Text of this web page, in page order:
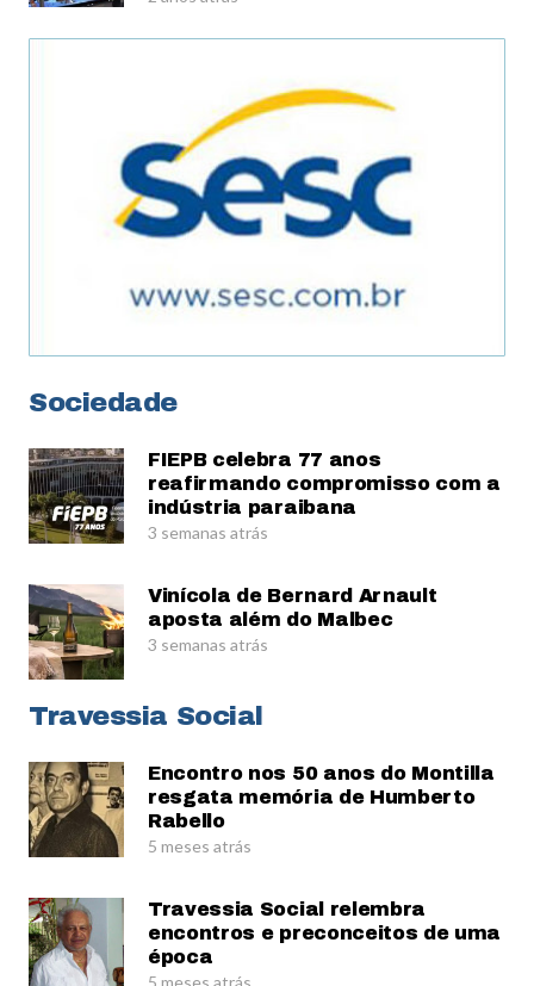
Sociedade
FIEPB celebra 77 anos
reafirmando compromisso com a
indústria paraibana
3 semanas atrás
Vinícola de Bernard Arnault
aposta além do Malbec
3 semanas atrás
Travessia Social
Encontro nos 50 anos do Montilla
resgata memória de Humberto
Rabello
5 meses atrás
Travessia Social relembra
encontros e preconceitos de uma
época